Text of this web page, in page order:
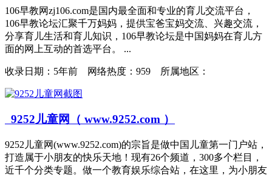
106早教网zj106.com是国内最全面和专业的育儿交流平台，
106早教论坛汇聚千万妈妈，提供宝爸宝妈交流、兴趣交流，
分享育儿生活和育儿知识，106早教论坛是中国妈妈在育儿方
面的网上互动的首选平台。 ...
收录日期： 5年前 网络热度：959 所属地区：
9252儿童网（ www.9252.com ）
9252儿童网(www.9252.com)的宗旨是做中国儿童第一门户站，
打造属于小朋友的快乐天地！现有26个频道，300多个栏目，
近千个分类专题。做一个教育娱乐综合站，在这里，为小朋友